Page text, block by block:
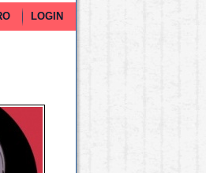
LOGIN